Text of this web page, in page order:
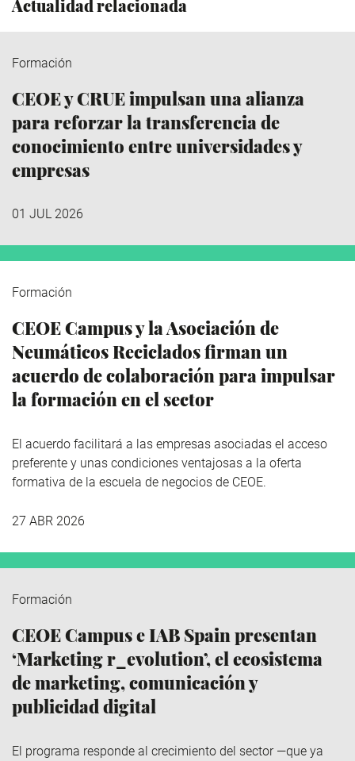
Actualidad relacionada
Formación
CEOE y CRUE impulsan una alianza
para reforzar la transferencia de
conocimiento entre universidades y
empresas
01 JUL 2026
Formación
CEOE Campus y la Asociación de
Neumáticos Reciclados firman un
acuerdo de colaboración para impulsar
la formación en el sector
El acuerdo facilitará a las empresas asociadas el acceso
preferente y unas condiciones ventajosas a la oferta
formativa de la escuela de negocios de CEOE.
27 ABR 2026
Formación
CEOE Campus e IAB Spain presentan
‘Marketing r_evolution’, el ecosistema
de marketing, comunicación y
publicidad digital
El programa responde al crecimiento del sector —que ya